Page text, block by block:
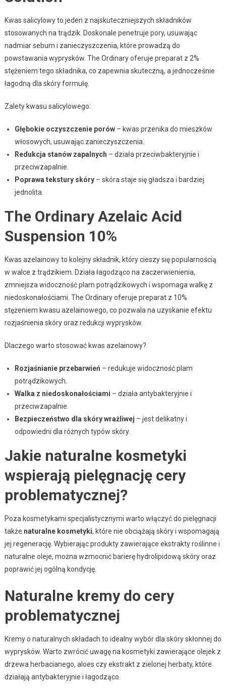
Kwas salicylowy to jeden z najskuteczniejszych składników
stosowanych na trądzik. Doskonale penetruje pory, usuwając
nadmiar sebum i zanieczyszczenia, które prowadzą do
powstawania wyprysków. The Ordinary oferuje preparat z 2%
stężeniem tego składnika, co zapewnia skuteczną, a jednocześnie
łagodną dla skóry formułę.
Zalety kwasu salicylowego:
Głębokie oczyszczenie porów– kwas przenika do mieszków
włosowych, usuwając zanieczyszczenia.
Redukcja stanów zapalnych – działa przeciwbakteryjnie i
przeciwzapalnie.
Poprawa tekstury skóry– skóra staje się gładsza i bardziej
jednolita.
The Ordinary Azelaic Acid
Suspension 10%
Kwas azelainowy to kolejny składnik, który cieszy się popularnością
w walce z trądzikiem. Działa łagodząco na zaczerwienienia,
zmniejsza widoczność plam potrądzikowych i wspomaga walkę z
niedoskonałościami. The Ordinary oferuje preparat z 10%
stężeniem kwasu azelainowego, co pozwala na uzyskanie efektu
rozjaśnienia skóry oraz redukcji wyprysków.
Dlaczego warto stosować kwas azelainowy?
Rozjaśnianie przebarwień – redukuje widoczność plam
potrądzikowych.
Walka z niedoskonałościami – działa antybakteryjnie i
przeciwzapalnie.
Bezpieczeństwo dla skóry wrażliwej – jest delikatny i
odpowiedni dla różnych typów skóry.
Jakie naturalne kosmetyki
wspierają pielęgnację cery
problematycznej?
Poza kosmetykami specjalistycznymi warto włączyć do pielęgnacji
także naturalne kosmetyki, które nie obciążają skóry i wspomagają
jej regenerację. Wybierając produkty zawierające ekstrakty roślinne i
naturalne oleje, można wzmocnić barierę hydrolipidową skóry oraz
poprawić jej ogólną kondycję.
Naturalne kremy do cery
problematycznej
Kremy o naturalnych składach to idealny wybór dla skóry skłonnej do
wyprysków. Warto zwrócić uwagę na kosmetyki zawierające olejek z
drzewa herbacianego, aloes czy ekstrakt z zielonej herbaty, które
działają antybakteryjnie i łagodząco.